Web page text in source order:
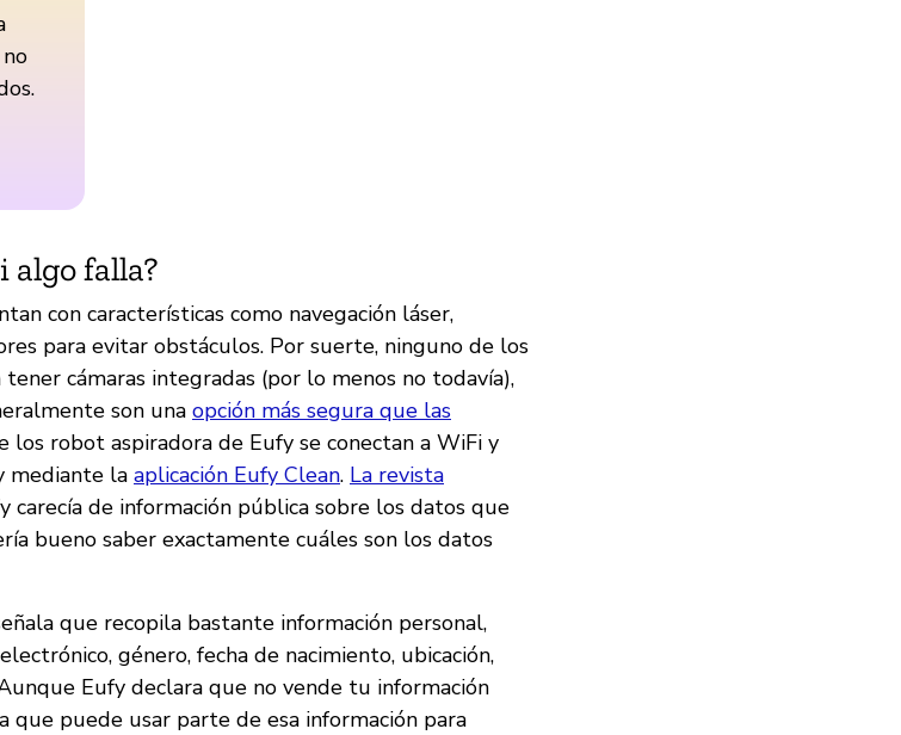
algo falla?
con características como navegación láser,
para evitar obstáculos. Por suerte, ninguno de los
cámaras integradas (por lo menos no todavía),
son una opción más segura que las
los robot aspiradora de Eufy se conectan a WiFi y
mediante la aplicación Eufy Clean. La revista
carecía de información pública sobre los datos que
bueno saber exactamente cuáles son los datos
que recopila bastante información personal,
género, fecha de nacimiento, ubicación,
Eufy declara que no vende tu información
que puede usar parte de esa información para